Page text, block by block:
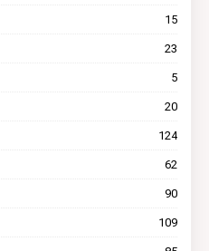
15
23
5
20
124
62
90
109